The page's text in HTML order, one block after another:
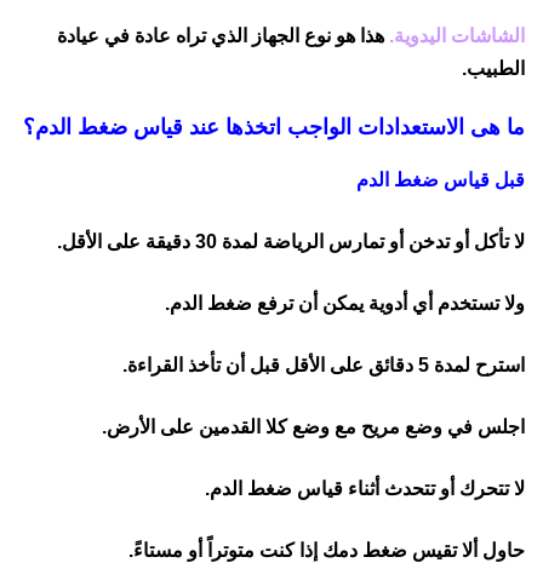
الشاشات اليدوية. هذا هو نوع الجهاز الذي تراه عادة في عيادة
الطبيب.
ما هى الاستعدادات الواجب اتخذها عند قياس ضغط الدم؟
قبل قياس ضغط الدم
لا تأكل أو تدخن أو تمارس الرياضة لمدة 30 دقيقة على الأقل.
ولا تستخدم أي أدوية يمكن أن ترفع ضغط الدم.
استرح لمدة 5 دقائق على الأقل قبل أن تأخذ القراءة.
اجلس في وضع مريح مع وضع كلا القدمين على الأرض.
لا تتحرك أو تتحدث أثناء قياس ضغط الدم.
حاول ألا تقيس ضغط دمك إذا كنت متوتراً أو مستاءً.